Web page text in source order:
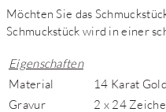
Möchten Sie das
Schmuckstück wird in einer
Eigenschaften
Material
14 Karat Gold
Gravur
2 x 24